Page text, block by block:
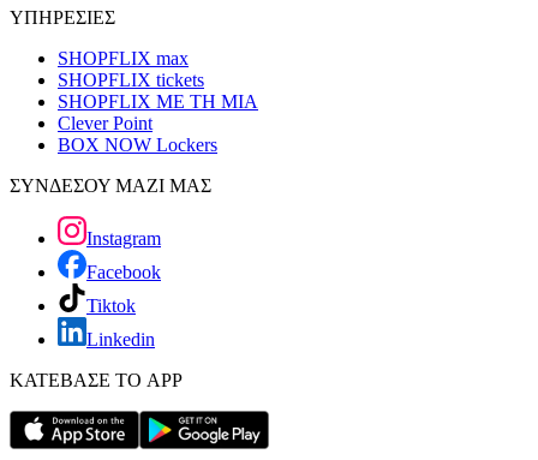
ΥΠΗΡΕΣΙΕΣ
SHOPFLIX max
SHOPFLIX tickets
SHOPFLIX ΜΕ ΤΗ ΜΙΑ
Clever Point
BOX NOW Lockers
ΣΥΝΔΕΣΟΥ ΜΑΖΙ ΜΑΣ
Instagram
Facebook
Tiktok
Linkedin
ΚΑΤΕΒΑΣΕ ΤΟ APP